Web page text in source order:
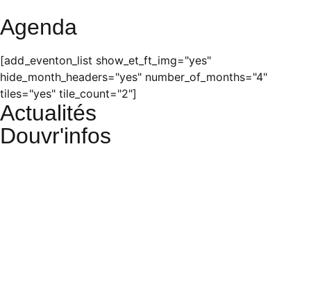
Agenda
[add_eventon_list show_et_ft_img="yes"
hide_month_headers="yes" number_of_months="4"
tiles="yes" tile_count="2"]
Actualités
Douvr'infos